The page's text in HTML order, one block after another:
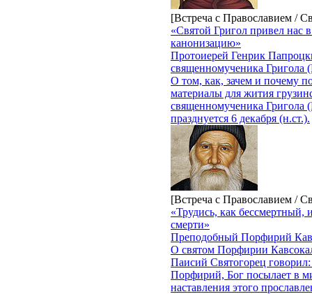
[Встреча с Православием /
«Святой Григол привел нас
канонизацию»
Протоиерей Генрик
священномученика Григола
О том, как, зачем и почему
материалы для жития
священномученика Григола
празднуется 6 декабря (н.ст.).
[Встреча с Православием /
«Трудись, как бессмертный,
смерти»
Преподобный Порфирий
О святом Порфирии
Паисий Святогорец
Порфирий, Бог посылает в
наставления этого